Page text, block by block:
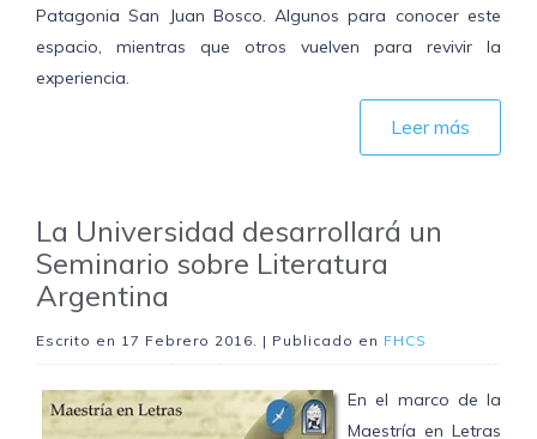
Patagonia San Juan Bosco. Algunos para conocer este
espacio, mientras que otros vuelven para revivir la
experiencia.
Leer más
La Universidad desarrollará un
Seminario sobre Literatura
Argentina
Escrito en 17 Febrero 2016. | Publicado en FHCS
En el marco de la
Maestría en Letras